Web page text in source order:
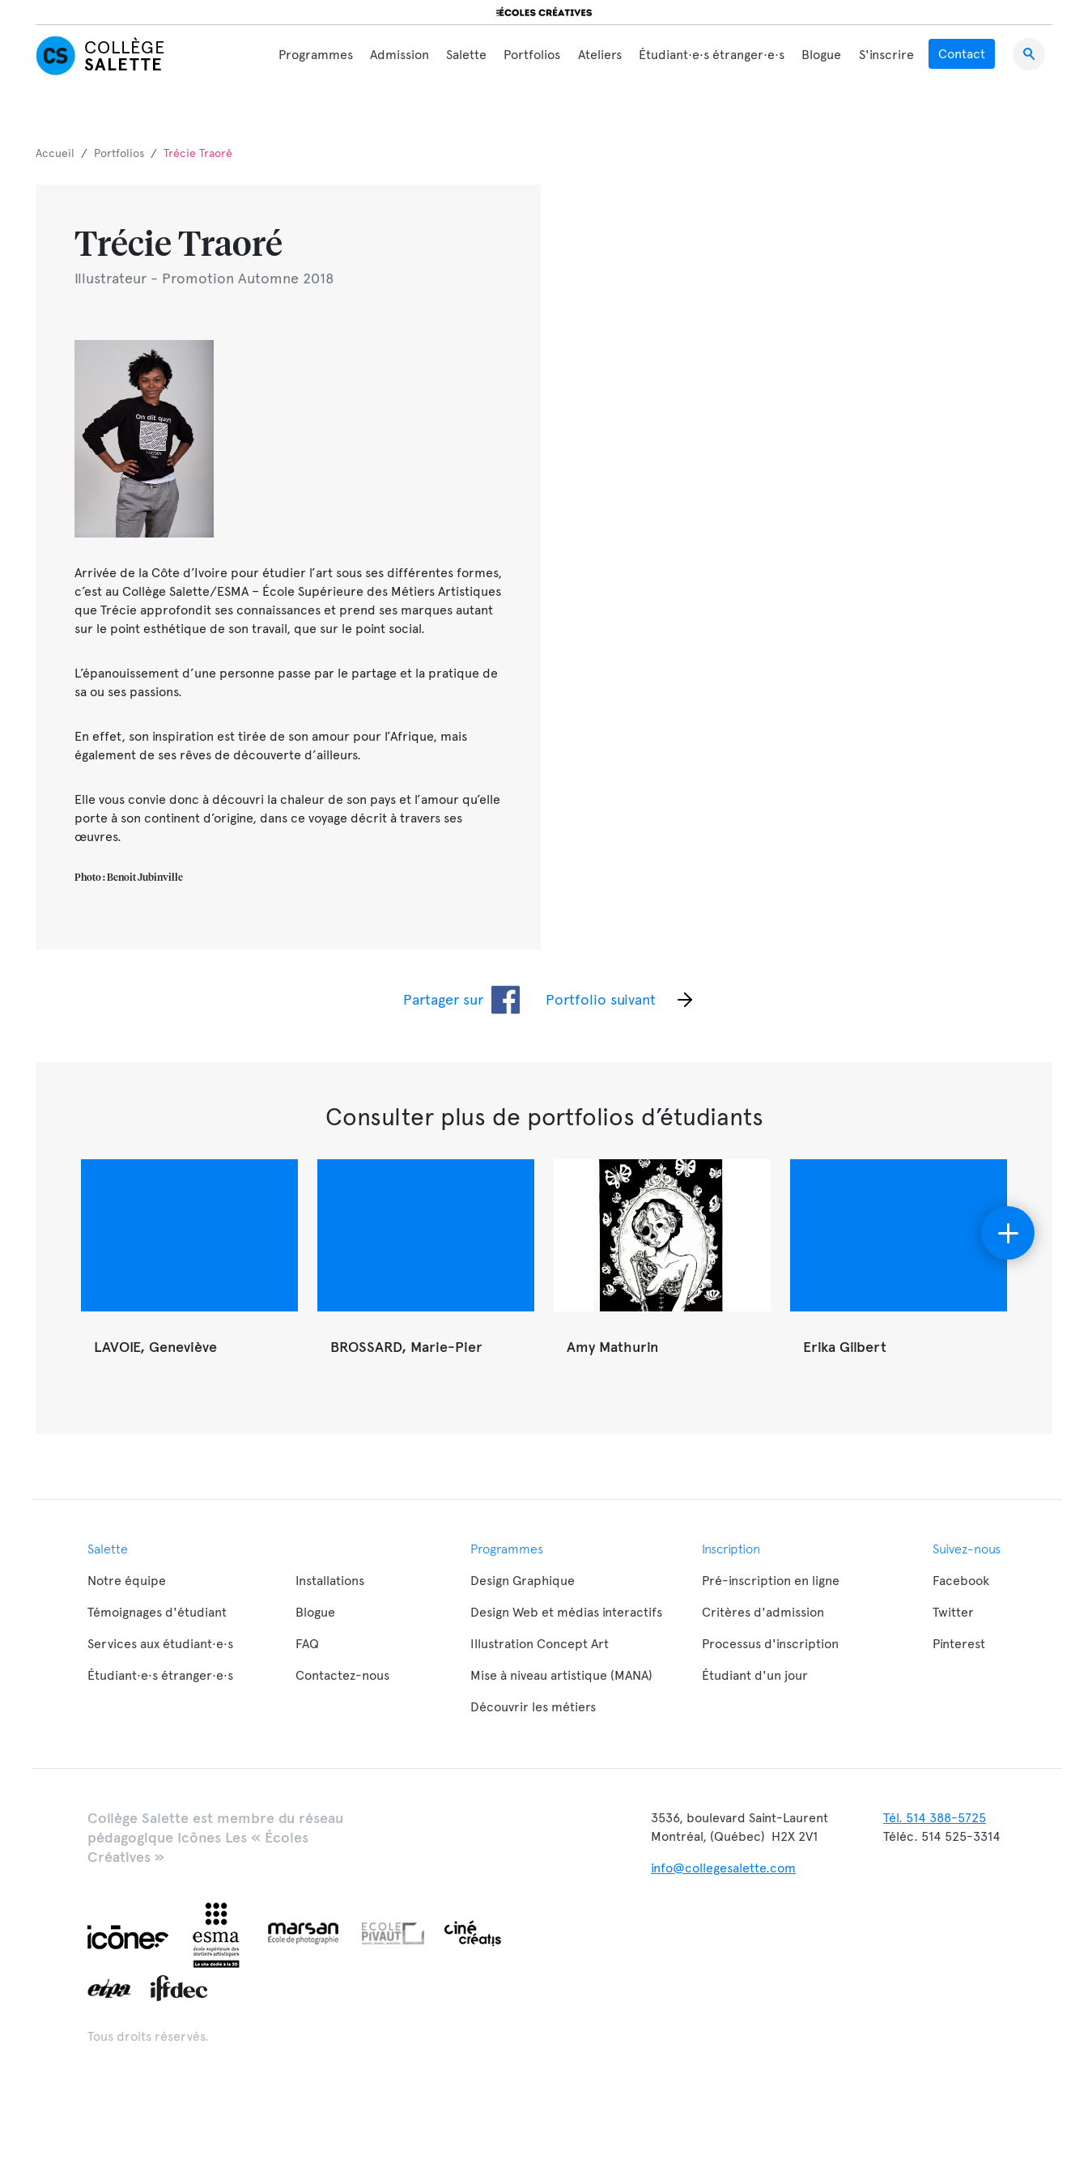
COLLÈGE
SALETTE Programmes Admission Salette Portfolios Ateliers Étudiant·e·s étranger·e·s Blogue S'inscrire Contact
Search for:
Accueil / Portfolios / Trécie Traoré
Trécie Traoré
Illustrateur - Promotion Automne 2018
Arrivée de la Côte d’Ivoire pour étudier l’art sous ses différentes formes,
c’est au Collège Salette/ESMA – École Supérieure des Métiers Artistiques
que Trécie approfondit ses connaissances et prend ses marques autant
sur le point esthétique de son travail, que sur le point social.
L’épanouissement d’une personne passe par le partage et la pratique de
sa ou ses passions.
En effet, son inspiration est tirée de son amour pour l’Afrique, mais
également de ses rêves de découverte d’ailleurs.
Elle vous convie donc à découvri la chaleur de son pays et l’amour qu’elle
porte à son continent d’origine, dans ce voyage décrit à travers ses
œuvres.
Photo : Benoit Jubinville
Partager sur Portfolio suivant
Consulter plus de portfolios d’étudiants
LAVOIE, Geneviève BROSSARD, Marie-Pier Amy Mathurin Erika Gilbert
Salette
Notre équipe
Témoignages d'étudiant
Services aux étudiant·e·s
Étudiant·e·s étranger·e·s
Installations
Blogue
FAQ
Contactez-nous
Programmes
Design Graphique
Design Web et médias interactifs
Illustration Concept Art
Mise à niveau artistique (MANA)
Découvrir les métiers
Inscription
Pré-inscription en ligne
Critères d'admission
Processus d'inscription
Étudiant d'un jour
Suivez-nous
Facebook
Twitter
Pinterest
Collège Salette est membre du réseau
pédagogique Icônes Les « Écoles
Créatives »
Tous droits réservés.
3536, boulevard Saint-Laurent
Montréal, (Québec) H2X 2V1
info@collegesalette.com
Tél. 514 388-5725
Téléc. 514 525-3314